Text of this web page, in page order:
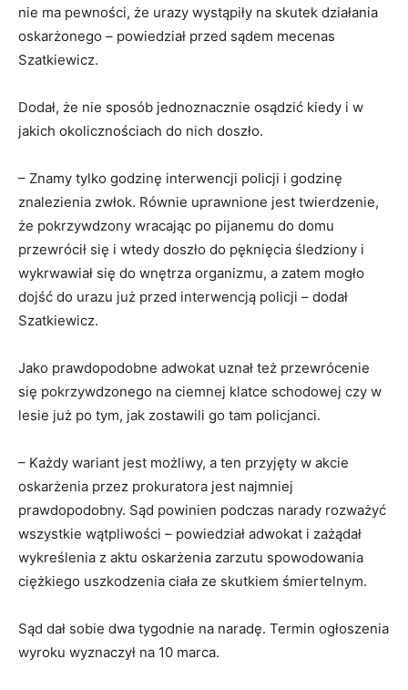
nie ma pewności, że urazy wystąpiły na skutek działania
oskarżonego – powiedział przed sądem mecenas
Szatkiewicz.
Dodał, że nie sposób jednoznacznie osądzić kiedy i w
jakich okolicznościach do nich doszło.
– Znamy tylko godzinę interwencji policji i godzinę
znalezienia zwłok. Równie uprawnione jest twierdzenie,
że pokrzywdzony wracając po pijanemu do domu
przewrócił się i wtedy doszło do pęknięcia śledziony i
wykrwawiał się do wnętrza organizmu, a zatem mogło
dojść do urazu już przed interwencją policji – dodał
Szatkiewicz.
Jako prawdopodobne adwokat uznał też przewrócenie
się pokrzywdzonego na ciemnej klatce schodowej czy w
lesie już po tym, jak zostawili go tam policjanci.
– Każdy wariant jest możliwy, a ten przyjęty w akcie
oskarżenia przez prokuratora jest najmniej
prawdopodobny. Sąd powinien podczas narady rozważyć
wszystkie wątpliwości – powiedział adwokat i zażądał
wykreślenia z aktu oskarżenia zarzutu spowodowania
ciężkiego uszkodzenia ciała ze skutkiem śmiertelnym.
Sąd dał sobie dwa tygodnie na naradę. Termin ogłoszenia
wyroku wyznaczył na 10 marca.